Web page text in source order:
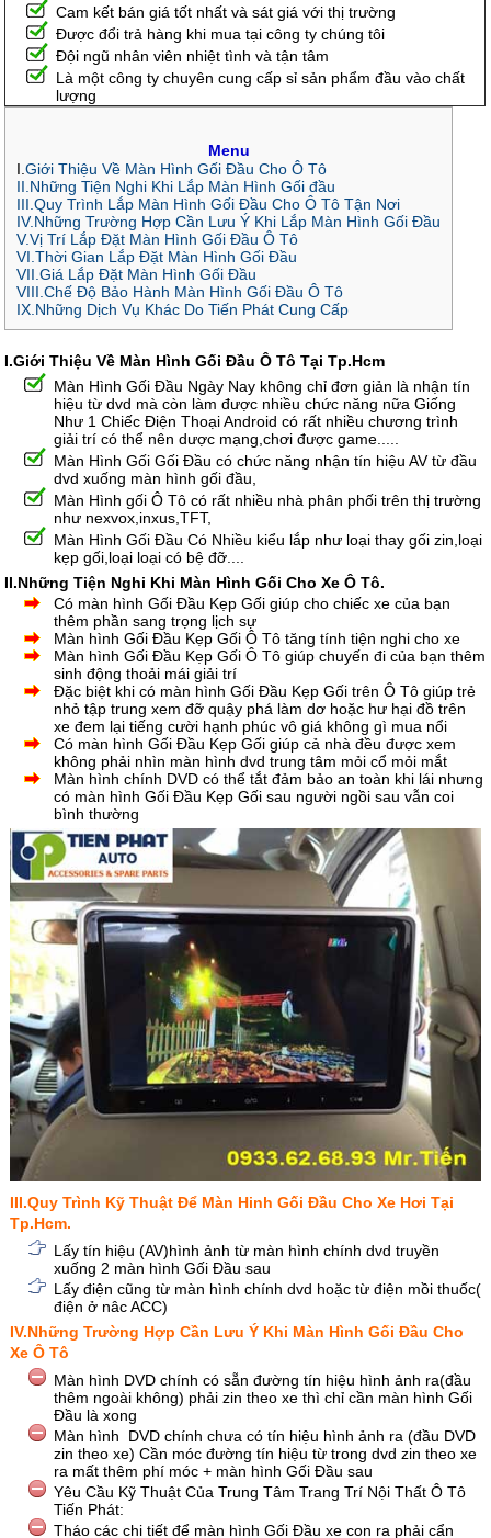
Cam kết bán giá tốt nhất và sát giá với thị trường
Được đổi trả hàng khi mua tại công ty chúng tôi
Đội ngũ nhân viên nhiệt tình và tận tâm
Là một công ty chuyên cung cấp sỉ sản phẩm đầu vào chất
lượng
Menu
I.Giới Thiệu Về Màn Hình Gối Đầu Cho Ô Tô
II.Những Tiện Nghi Khi Lắp Màn Hình Gối đầu
III.Quy Trình Lắp Màn Hình Gối Đầu Cho Ô Tô Tận Nơi
IV.Những Trường Hợp Cần Lưu Ý Khi Lắp Màn Hình Gối Đầu
V.Vị Trí Lắp Đặt Màn Hình Gối Đầu Ô Tô
VI.Thời Gian Lắp Đặt Màn Hình Gối Đầu
VII.Giá Lắp Đặt Màn Hình Gối Đầu
VIII.Chế Độ Bảo Hành Màn Hình Gối Đầu Ô Tô
IX.Những Dịch Vụ Khác Do Tiến Phát Cung Cấp
I.Giới Thiệu Về Màn Hình Gối Đầu Ô Tô Tại Tp.Hcm
Màn Hình Gối Đầu Ngày Nay không chỉ đơn giản là nhận tín
hiệu từ dvd mà còn làm được nhiều chức năng nữa Giống
Như 1 Chiếc Điện Thoại Android có rất nhiều chương trình
giải trí có thể nên dược mạng,chơi được game.....
Màn Hình Gối Gối Đầu có chức năng nhận tín hiệu AV từ đầu
dvd xuống màn hình gối đầu,
Màn Hình gối Ô Tô có rất nhiều nhà phân phối trên thị trường
như nexvox,inxus,TFT,
Màn Hình Gối Đầu Có Nhiều kiểu lắp như loại thay gối zin,loại
kẹp gối,loại loại có bệ đỡ....
II.Những Tiện Nghi Khi Màn Hình Gối Cho Xe Ô Tô.
Có màn hình Gối Đầu Kẹp Gối giúp cho chiếc xe của bạn
thêm phần sang trọng lịch sự
Màn hình Gối Đầu Kẹp Gối Ô Tô tăng tính tiện nghi cho xe
Màn hình Gối Đầu Kẹp Gối Ô Tô giúp chuyến đi của bạn thêm
sinh động thoải mái giải trí
Đặc biệt khi có màn hình Gối Đầu Kẹp Gối trên Ô Tô giúp trẻ
nhỏ tập trung xem đỡ quậy phá làm dơ hoặc hư hại đồ trên
xe đem lại tiếng cười hạnh phúc vô giá không gì mua nổi
Có màn hình Gối Đầu Kẹp Gối giúp cả nhà đều được xem
không phải nhìn màn hình dvd trung tâm mỏi cổ mỏi mắt
Màn hình chính DVD có thể tắt đảm bảo an toàn khi lái nhưng
có màn hình Gối Đầu Kẹp Gối sau người ngồi sau vẫn coi
bìnhthường
III.Quy Trình Kỹ Thuật Để Màn Hinh Gối Đầu Cho Xe Hơi Tại
Tp.Hcm.
Lấy tín hiệu (AV)hình ảnh từ màn hình chính dvd truyền
xuống 2 màn hình Gối Đầu sau
Lấy điện cũng từ màn hình chính dvd hoặc từ điện mồi thuốc(
điện ở nâc ACC)
IV.Những Trường Hợp Cần Lưu Ý Khi Màn Hình Gối Đầu Cho
Xe Ô Tô
Màn hình DVD chính có sẵn đường tín hiệu hình ảnh ra(đầu
thêm ngoài không) phải zin theo xe thì chỉ cần màn hình Gối
Đầu là xong
Màn hình DVD chính chưa có tín hiệu hình ảnh ra (đầu DVD
zin theo xe) Cần móc đường tín hiệu từ trong dvd zin theo xe
ra mất thêm phí móc + màn hình Gối Đầu sau
Yêu Cầu Kỹ Thuật Của Trung Tâm Trang Trí Nội Thất Ô Tô
Tiến Phát:
Tháo các chi tiết để màn hình Gối Đầu xe con ra phải cẩn